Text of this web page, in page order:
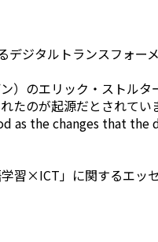
デジタルトランスフォ
）のエリック・ストル
のが起源だとされてい
the changes that the
習×ICT」に関するエッ